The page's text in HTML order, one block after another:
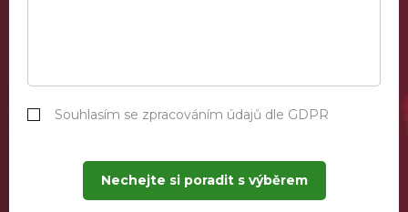
Souhlasím se zpracováním údajů dle GDPR
Nechejte si poradit s výběrem